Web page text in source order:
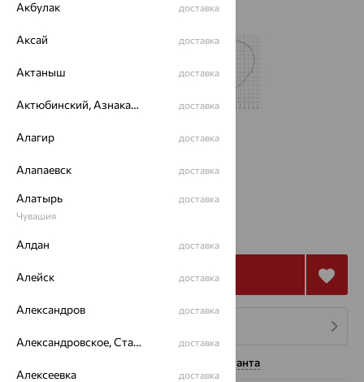
Размеры:
42
2 745
Купить
Нужна помощь консультанта
Акбулак доставка
Аксай доставка
Актаныш доставка
Актюбинский, Азнакаевский район доставка
Алагир доставка
Алапаевск доставка
Алатырь
Чувашия
доставка
Алдан доставка
Алейск доставка
Александров доставка
Александровское, Ставропольский край доставка
Алексеевка доставка